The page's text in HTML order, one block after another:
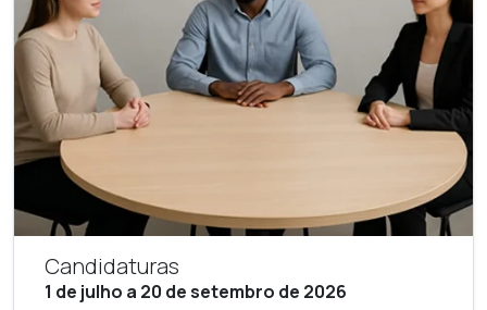
Candidaturas
1 de julho a 20 de setembro de 2026